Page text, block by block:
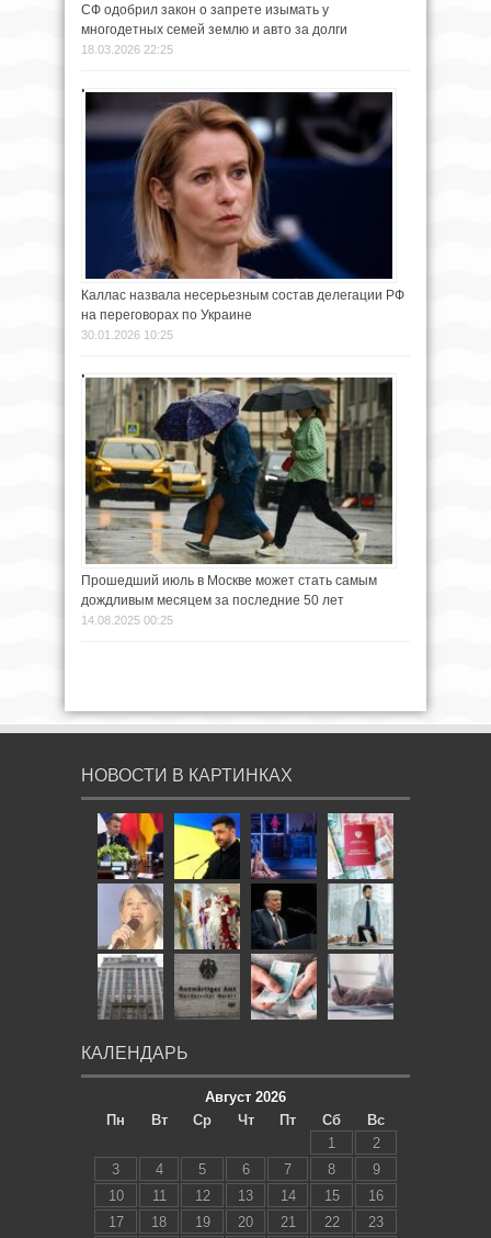
СФ одобрил закон о запрете изымать у
многодетных семей землю и авто за долги
18.03.2026 22:25
Каллас назвала несерьезным состав делегации РФ
на переговорах по Украине
30.01.2026 10:25
Прошедший июль в Москве может стать самым
дождливым месяцем за последние 50 лет
14.08.2025 00:25
НОВОСТИ В КАРТИНКАХ
КАЛЕНДАРЬ
Август 2026
Пн
Вт Ср Чт Пт Сб
Вс
1
2
3
4 5 6 7 8
9
10
11 12 13 14 15
16
17
18 19 20 21 22
23